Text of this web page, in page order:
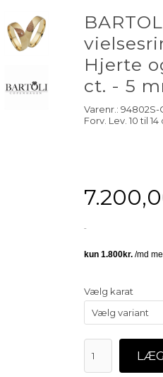
Hjerte
ct. - 5
Varenr.:94802S-
Forv. Lev. 10 til
Vælg karat